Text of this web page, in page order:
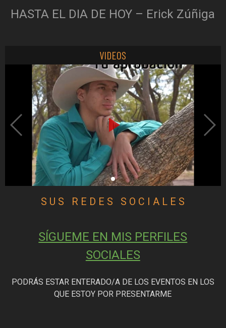
HASTA EL DIA DE HOY – Erick Zúñiga
VIDEOS
S U S   R E D E S   S O C I A L E S
SÍGUEME EN MIS PERFILES
SOCIALES
PODRÁS ESTAR ENTERADO/A DE LOS EVENTOS EN LOS
QUE ESTOY POR PRESENTARME